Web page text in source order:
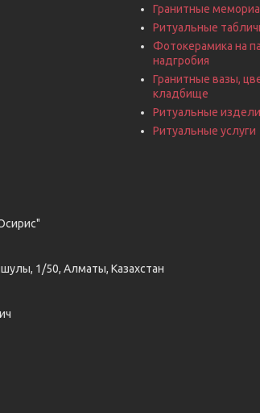
Гранитные
Ритуальные
Фотокерамика на
надгробия
Гранитные вазы,
кладбище
Ритуальные
Ритуальные услуги
1/50, Алматы, Казахстан